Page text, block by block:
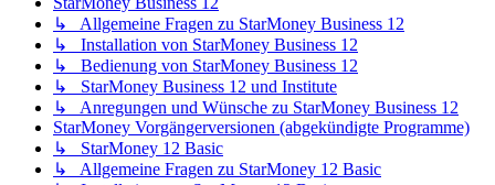
↳ Allgemeine Fragen zu StarMoney Business 12
↳ Installation von StarMoney Business 12
↳ Bedienung von StarMoney Business 12
↳ StarMoney Business 12 und Institute
↳ Anregungen und Wünsche zu StarMoney Business 12
StarMoney Vorgängerversionen (abgekündigte Programme)
↳ StarMoney 12 Basic
↳ Allgemeine Fragen zu StarMoney 12 Basic